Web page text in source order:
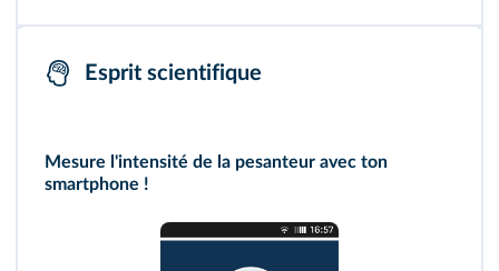
Esprit scientifique
Mesure l'intensité de la pesanteur avec ton
smartphone !